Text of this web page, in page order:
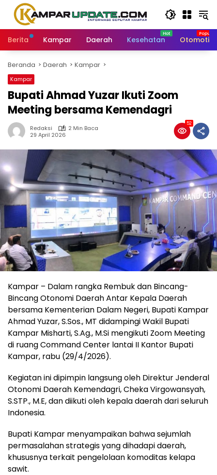
Langsung
konten
Berita
Kampar Daerah Kesehatan Otomotif
Beranda Daerah Kampar
Kampar
Bupati Ahmad Yuzar Ikuti Zoom
Meeting bersama Kemendagri
Redaksi
2 Min Baca
29 April 2026
52
Kampar – Dalam rangka Rembuk dan Bincang-
Bincang Otonomi Daerah Antar Kepala Daerah
bersama Kementerian Dalam Negeri, Bupati Kampar
Ahmad Yuzar, S.Sos., MT didampingi Wakil Bupati
Kampar Misharti, S.Ag., M.Si mengikuti Zoom Meeting
di ruang Command Center lantai II Kantor Bupati
Kampar, rabu (29/4/2026).
Kegiatan ini dipimpin langsung oleh Direktur Jenderal
Otonomi Daerah Kemendagri, Cheka Virgowansyah,
S.STP., M.E, dan diikuti oleh kepala daerah dari seluruh
Indonesia.
Bupati Kampar menyampaikan bahwa sejumlah
permasalahan strategis yang dihadapi daerah,
khususnya terkait pengelolaan komoditas kelapa
sawit.